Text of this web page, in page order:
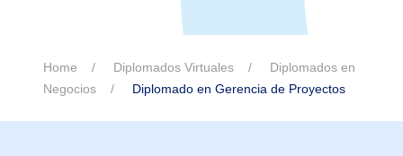
Home Diplomados Virtuales
Diplomados en
Negocios
Diplomado en Gerencia de Proyectos